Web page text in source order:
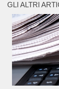
GLI ALTRI